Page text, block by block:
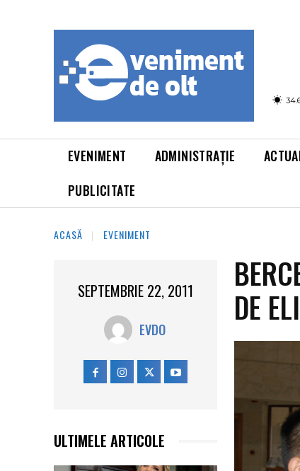
EVENIMENT ADMINISTRAȚIE
PUBLICITATE
ACASĂ EVENIMENT
SEPTEMBRIE 22, 2011
EVDO
ULTIMELE ARTICOLE
DE